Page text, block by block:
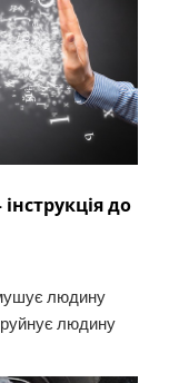
до
людину
руйнує людину